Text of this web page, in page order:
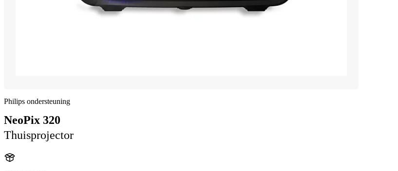
Philips ondersteuning
NeoPix 320
Thuisprojector